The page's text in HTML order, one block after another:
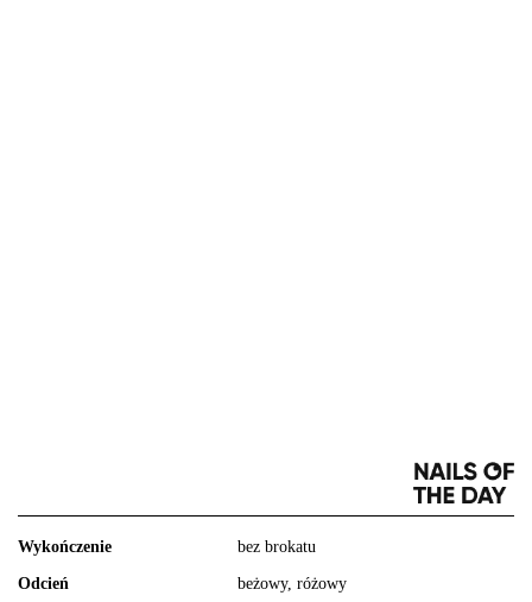
Wykończenie bez brokatu
Odcień beżowy, różowy